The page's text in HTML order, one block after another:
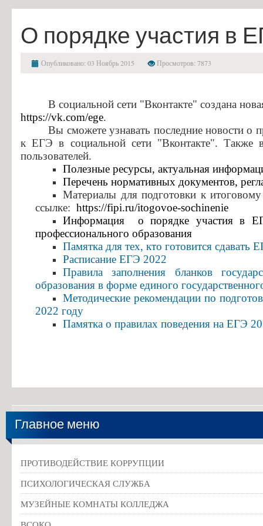
Вакантные места для приема (перевода) обучающихся
Образовательные стандарты и требования
Абитуриенту
Приемная комиссия и правила приёма
Условия приема на обучение по договорам на оказание платных
Перечень специальностей и профессий и требования к уровню
Перечень вступительных испытаний
Приём заявлений в электронной форме
Предварительный медицинский осмотр (обследование)
Особенности проведения вступительных испытаний для лиц с
Конкурс заявлений абитуриентов ГБПОУ «ГК г. СЫЗРАНИ»
Информация для абитуриентов
Вопросы-ответы
Студентам
Льготный кредит на образование
Выпускникам
Анкета для выпускников
О порядке участия в
Опубликовано: 03 Ноябрь 2015 Просмотров: 7873
В социальной сети "Вконтакте" создана
https://vk.com/ege.
Вы сможете узнавать последние новости о
к ЕГЭ в социальной сети "Вконтакте". Также
пользователей.
Полезные ресурсы, актуальная
Перечень нормативных документов,
Материалы для подготовки к
ссылке: https://fipi.ru/itogovoe-sochinenie
Информация о порядке участия в
профессионального образования
Памятка для тех, кто готовится сдавать
Расписание ЕГЭ 2022
Правила заполнения бланков
образования в форме единого
Методические рекомендации по
2022 году
Памятка о правилах поведения на ЕГЭ
Перечень
нормативных
документов,
регламентирующих
организацию
проведение
Главное меню
ПРОТИВОДЕЙСТВИЕ КОРРУПЦИИ
ПСИХОЛОГИЧЕСКАЯ СЛУЖБА
МУЗЕЙНЫЕ КОМНАТЫ КОЛЛЕДЖА